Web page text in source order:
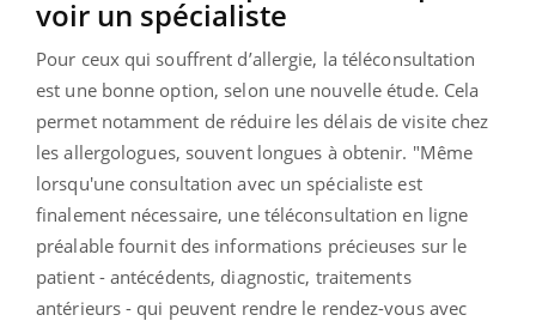
voir un spécialiste
Pour ceux qui souffrent d’allergie, la téléconsultation
est une bonne option, selon une nouvelle étude. Cela
permet notamment de réduire les délais de visite chez
les allergologues, souvent longues à obtenir. "Même
lorsqu'une consultation avec un spécialiste est
finalement nécessaire, une téléconsultation en ligne
préalable fournit des informations précieuses sur le
patient - antécédents, diagnostic, traitements
antérieurs - qui peuvent rendre le rendez-vous avec